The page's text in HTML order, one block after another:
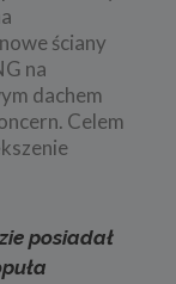
ściany
na
dachem
Celem
posiadał